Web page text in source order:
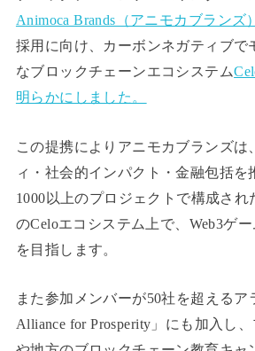
Animoca Brands（アニモカブランズ）
採用に向け、カーボンネガティブで
なブロックチェーンエコシステム
明らかにしました。
この提携によりアニモカブランズは
ィ・社会的インパクト・金融包括を
1000以上のプロジェクトで構成さ
のCeloエコシステム上で、Web3ゲ
を目指します。
また参加メンバーが50社を超えるア
Alliance for Prosperity」にも加入し